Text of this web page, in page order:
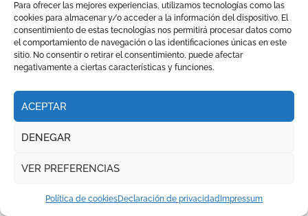
Para ofrecer las mejores experiencias, utilizamos tecnologías como las
cookies para almacenar y/o acceder a la información del dispositivo. El
consentimiento de estas tecnologías nos permitirá procesar datos como
el comportamiento de navegación o las identificaciones únicas en este
sitio. No consentir o retirar el consentimiento, puede afectar
negativamente a ciertas características y funciones.
ACEPTAR
DENEGAR
VER PREFERENCIAS
Política de cookiesDeclaración de privacidad Impressum